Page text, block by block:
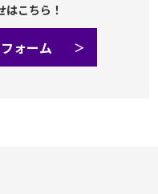
はこちら！
ォーム